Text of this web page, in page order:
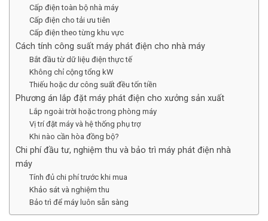
Cấp điện toàn bộ nhà máy
Cấp điện cho tải ưu tiên
Cấp điện theo từng khu vực
Cách tính công suất máy phát điện cho nhà máy
Bắt đầu từ dữ liệu điện thực tế
Không chỉ cộng tổng kW
Thiếu hoặc dư công suất đều tốn tiền
Phương án lắp đặt máy phát điện cho xưởng sản xuất
Lắp ngoài trời hoặc trong phòng máy
Vị trí đặt máy và hệ thống phụ trợ
Khi nào cần hòa đồng bộ?
Chi phí đầu tư, nghiệm thu và bảo trì máy phát điện nhà
máy
Tính đủ chi phí trước khi mua
Khảo sát và nghiệm thu
Bảo trì để máy luôn sẵn sàng